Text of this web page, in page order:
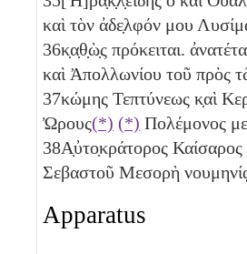
καὶ τὸν ἀδε̣λφόν μου
36κ̣α̣θ̣ὼ̣ς πρόκειται.
καὶ Ἀπολλωνίου τοῦ
37κώμης Τεπτύνεως κ̣αὶ
Ὠρους(*) (*) Πολέμονος
38Α̣ὐτο̣κράτορος
Σεβαστοῦ Μεσορὴ
Apparatus